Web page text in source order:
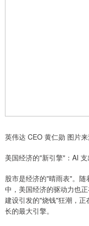
英伟达 CEO 黄仁勋 图片
美国经济的"新引擎"：AI
股市是经济的"晴雨表"。
中，美国经济的驱动力也
建设引发的"烧钱"狂潮，
长的最大引擎。